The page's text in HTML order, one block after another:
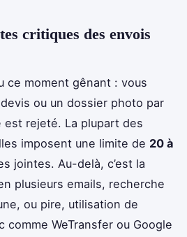
critiques des envois
ce moment gênant : vous
ou un dossier photo par
est rejeté. La plupart des
imposent une limite de 20 à
jointes. Au-delà, c’est la
plusieurs emails, recherche
ou pire, utilisation de
comme WeTransfer ou Google